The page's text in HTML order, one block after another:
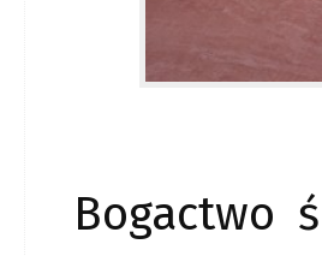
Bogactwo